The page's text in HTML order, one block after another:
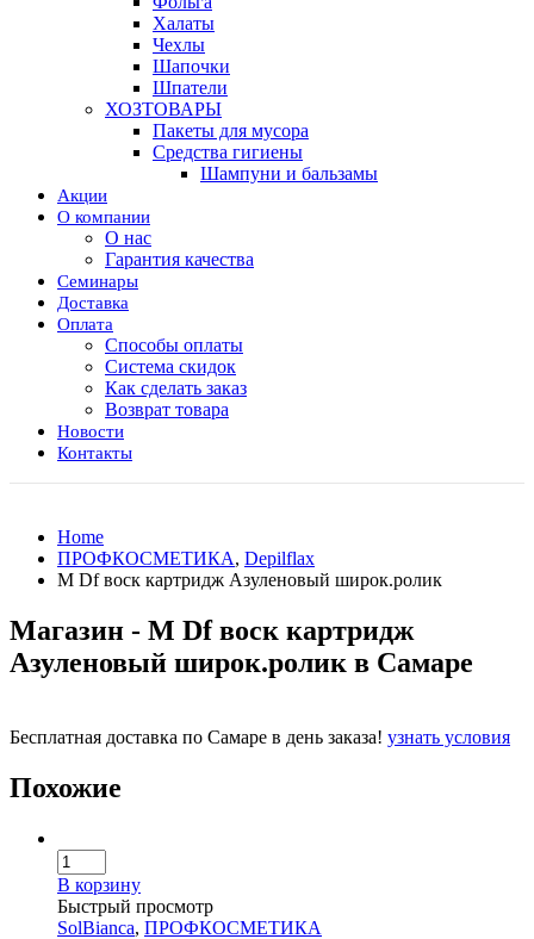
Халаты
Чехлы
Шапочки
Шпатели
ХОЗТОВАРЫ
Пакеты для мусора
Средства гигиены
Шампуни и бальзамы
Акции
О компании
О нас
Гарантия качества
Семинары
Доставка
Оплата
Способы оплаты
Система скидок
Как сделать заказ
Возврат товара
Новости
Контакты
Home
ПРОФКОСМЕТИКА, Depilflax
М Df воск картридж Азуленовый широк.ролик
Магазин - М Df воск картридж
Азуленовый широк.ролик в Самаре
Бесплатная доставка по Самаре в день заказа! узнать условия
Похожие
В корзину
Быстрый просмотр
SolBianca, ПРОФКОСМЕТИКА